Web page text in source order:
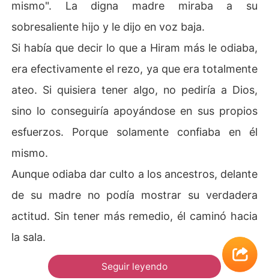
mismo". La digna madre miraba a su
sobresaliente hijo y le dijo en voz baja.
Si había que decir lo que a Hiram más le odiaba,
era efectivamente el rezo, ya que era totalmente
ateo. Si quisiera tener algo, no pediría a Dios,
sino lo conseguiría apoyándose en sus propios
esfuerzos. Porque solamente confiaba en él
mismo.
Aunque odiaba dar culto a los ancestros, delante
de su madre no podía mostrar su verdadera
actitud. Sin tener más remedio, él caminó hacia
la sala.
Seguir leyendo